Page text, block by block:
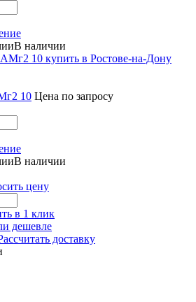
В наличии
10 Цена по запросу
В наличии
цену
в 1 клик
дешевле
доставку